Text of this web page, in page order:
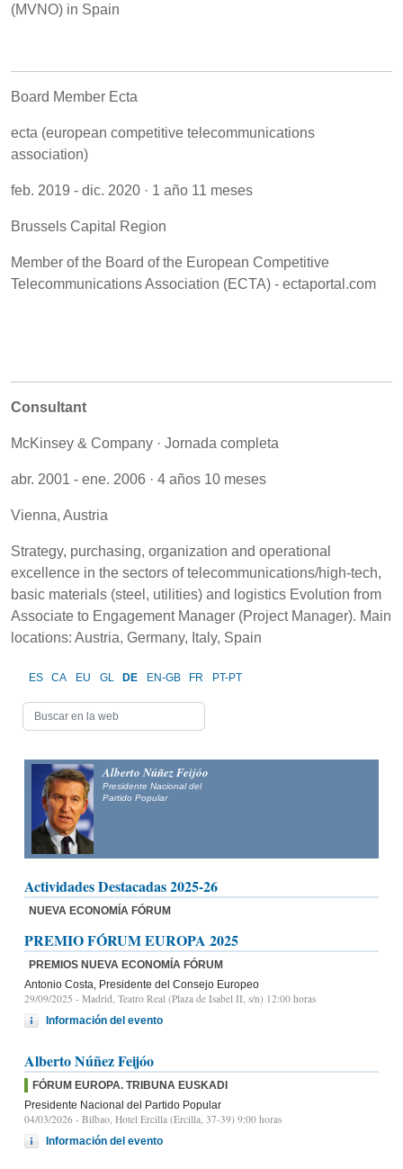
(MVNO) in Spain
Board Member Ecta
ecta (european competitive telecommunications
association)
feb. 2019 - dic. 2020 · 1 año 11 meses
Brussels Capital Region
Member of the Board of the European Competitive
Telecommunications Association (ECTA) - ectaportal.com
Consultant
McKinsey & Company · Jornada completa
abr. 2001 - ene. 2006 · 4 años 10 meses
Vienna, Austria
Strategy, purchasing, organization and operational
excellence in the sectors of telecommunications/high-tech,
basic materials (steel, utilities) and logistics Evolution from
Associate to Engagement Manager (Project Manager). Main
locations: Austria, Germany, Italy, Spain
ES CA EU GL DE EN-GB FR PT-PT
Alberto Núñez Feijóo
Presidente Nacional del
Partido Popular
Actividades Destacadas 2025-26
NUEVA ECONOMÍA FÓRUM
PREMIO FÓRUM EUROPA 2025
PREMIOS NUEVA ECONOMÍA FÓRUM
Antonio Costa, Presidente del Consejo Europeo
29/09/2025 - Madrid, Teatro Real (Plaza de Isabel II, s/n) 12:00 horas
Información del evento
Alberto Núñez Feijóo
FÓRUM EUROPA. TRIBUNA EUSKADI
Presidente Nacional del Partido Popular
04/03/2026 - Bilbao, Hotel Ercilla (Ercilla, 37-39) 9:00 horas
Información del evento